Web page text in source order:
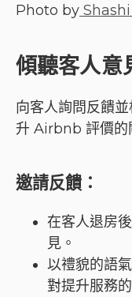
Photo by
傾聽客人意
向客人詢問反饋
升 Airbnb 評價的
邀請反饋 ：
在客人退房
見。
以禮貌的語
對提升服務